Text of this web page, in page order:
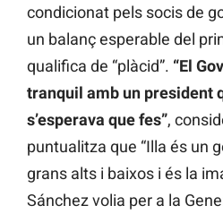
condicionat pels socis de
un balanç esperable del
qualifica de “plàcid”. “El
tranquil amb un president
s’esperava que fes”,
puntualitza que “Illa és un
grans alts i baixos i és la
Sánchez volia per a la